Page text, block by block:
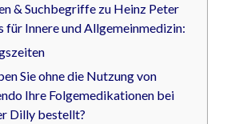
& Suchbegriffe zu Heinz Peter
für Innere und Allgemeinmedizin:
Sie ohne die Nutzung von
Ihre Folgemedikationen bei
Dilly bestellt?